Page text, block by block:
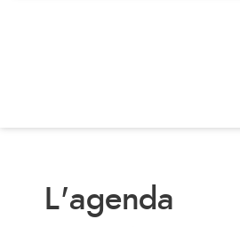
L'agenda